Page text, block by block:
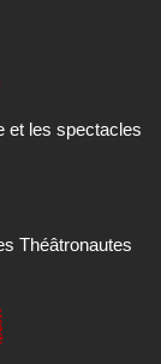
et les spectacles
Théâtronautes